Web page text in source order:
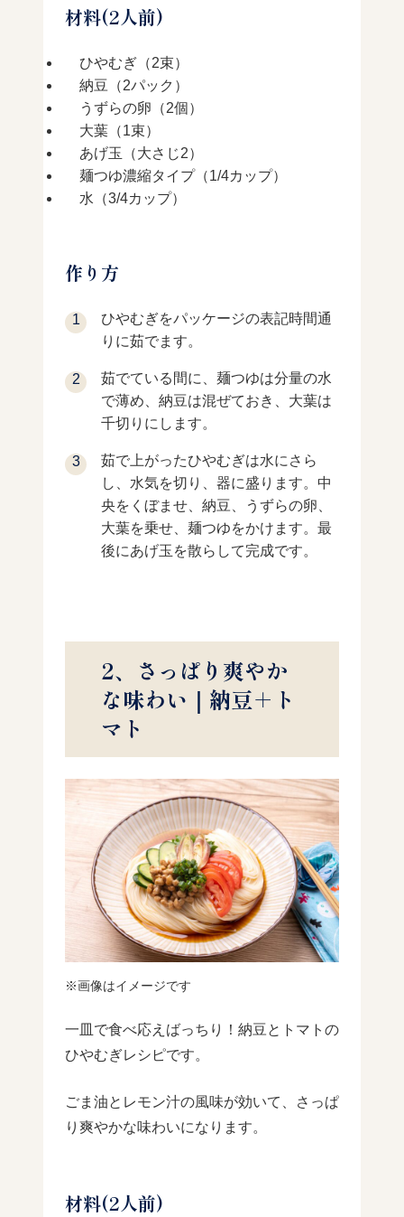
材料(2人前)
ひやむぎ（2束）
納豆（2パック）
うずらの卵（2個）
大葉（1束）
あげ玉（大さじ2）
麺つゆ濃縮タイプ（1/4カップ）
水（3/4カップ）
作り方
ひやむぎをパッケージの表記時間通
りに茹でます。
茹でている間に、麺つゆは分量の水
で薄め、納豆は混ぜておき、大葉は
千切りにします。
茹で上がったひやむぎは水にさら
し、水気を切り、器に盛ります。中
央をくぼませ、納豆、うずらの卵、
大葉を乗せ、麺つゆをかけます。最
後にあげ玉を散らして完成です。
2、さっぱり爽やか
な味わい｜納豆＋ト
マト
※画像はイメージです
一皿で食べ応えばっちり！納豆とトマトの
ひやむぎレシピです。
ごま油とレモン汁の風味が効いて、さっぱ
り爽やかな味わいになります。
材料(2人前)